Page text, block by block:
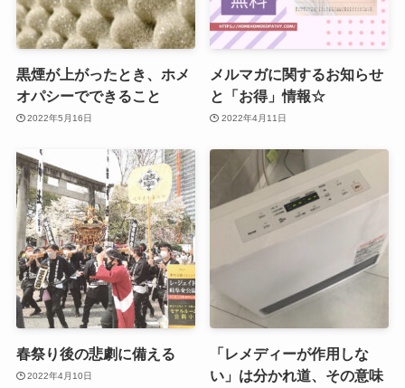
黒煙が上がったとき、ホメ
オパシーでできること
2022年5月16日
メルマガに関するお知らせ
と「お得」情報☆
2022年4月11日
春祭り後の悲劇に備える
2022年4月10日
「レメディーが作用しな
い」は分かれ道、その意味